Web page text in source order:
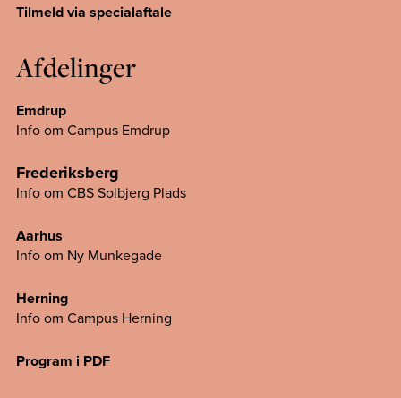
Tilmeld via specialaftale
Afdelinger
Emdrup
Info om Campus Emdrup
Frederiksberg
Info om CBS Solbjerg Plads
Aarhus
Info om Ny Munkegade
Herning
Info om Campus Herning
Program i PDF